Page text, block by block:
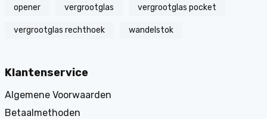
opener vergrootglas vergrootglas pocket
vergrootglas rechthoek wandelstok
Klantenservice
Algemene Voorwaarden
Betaalmethoden